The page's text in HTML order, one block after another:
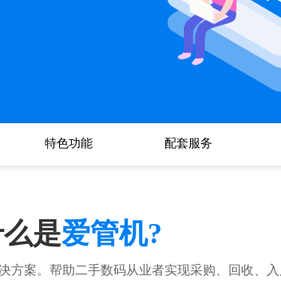
特色功能 配套服务
是爱管机?
案。帮助二手数码从业者实现采购、回收、入